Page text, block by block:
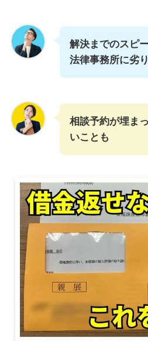
解決までのスピ
法律事務所に劣り
相談予約が埋ま
いことも